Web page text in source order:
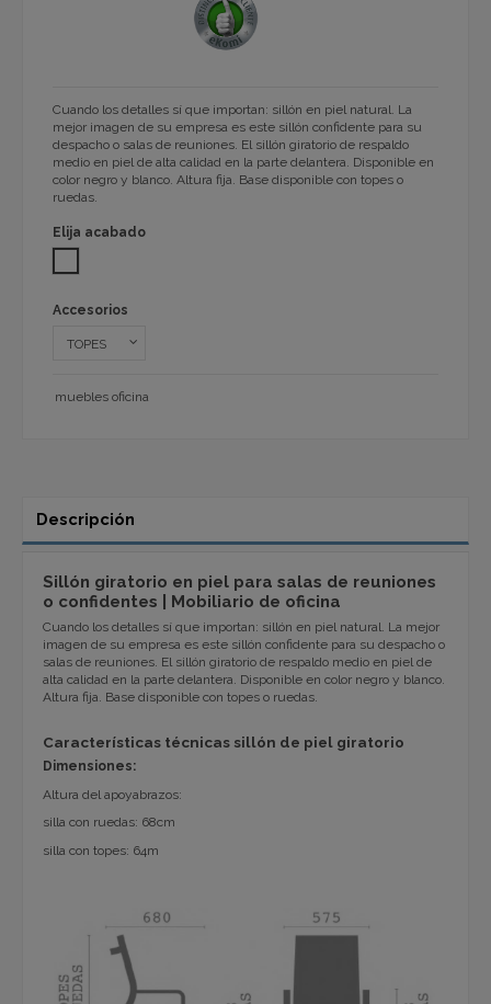
Cuando los detalles sí que importan: sillón en piel natural. La
mejor imagen de su empresa es este sillón confidente para su
despacho o salas de reuniones. El sillón giratorio de respaldo
medio en piel de alta calidad en la parte delantera. Disponible en
color negro y blanco. Altura fija. Base disponible con topes o
ruedas.
Elija acabado
Accesorios
muebles oficina
Descripción
Sillón giratorio en piel para salas de reuniones
o confidentes | Mobiliario de oficina
Cuando los detalles sí que importan: sillón en piel natural. La mejor
imagen de su empresa es este sillón confidente para su despacho o
salas de reuniones. El sillón giratorio de respaldo medio en piel de
alta calidad en la parte delantera. Disponible en color negro y blanco.
Altura fija. Base disponible con topes o ruedas.
Características técnicas sillón de piel giratorio
Dimensiones:
Altura del apoyabrazos:
silla con ruedas: 68cm
silla con topes: 64m